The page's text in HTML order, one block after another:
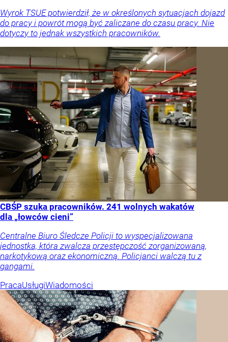
Wyrok TSUE potwierdził, że w określonych sytuacjach dojazd
do pracy i powrót mogą być zaliczane do czasu pracy. Nie
dotyczy to jednak wszystkich pracowników.
CBŚP szuka pracowników. 241 wolnych wakatów
dla „łowców cieni”
Centralne Biuro Śledcze Policji to wyspecjalizowana
jednostka, która zwalcza przestępczość zorganizowaną,
narkotykową oraz ekonomiczną. Policjanci walczą tu z
gangami.
PracaUsługiWiadomości